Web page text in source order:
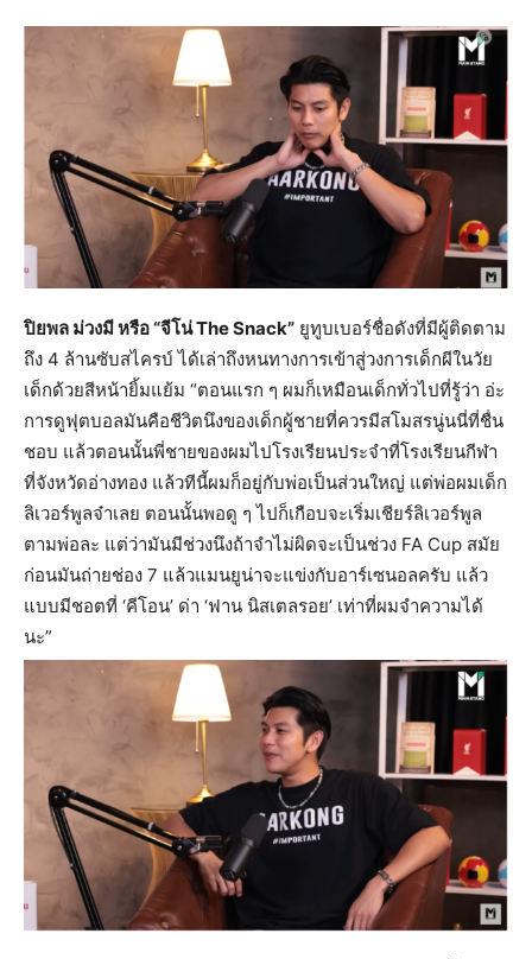
ปิยพล ม่วงมี หรือ “จีโน่ The Snack” ยูทูบเบอร์ชื่อดังที่มีผู้ติดตาม
ถึง 4 ล้านซับสไครบ์ ได้เล่าถึงหนทางการเข้าสู่วงการเด็กผีในวัย
เด็กด้วยสีหน้ายิ้มแย้ม “ตอนแรก ๆ ผมก็เหมือนเด็กทั่วไปที่รู้ว่า อ่ะ
การดูฟุตบอลมันคือชีวิตนึงของเด็กผู้ชายที่ควรมีสโมสรนู่นนี่ที่ชื่น
ชอบ แล้วตอนนั้นพี่ชายของผมไปโรงเรียนประจำที่โรงเรียนกีฬา
ที่จังหวัดอ่างทอง แล้วทีนี้ผมก็อยู่กับพ่อเป็นส่วนใหญ่ แต่พ่อผมเด็ก
ลิเวอร์พูลจ๋าเลย ตอนนั้นพอดู ๆ ไปก็เกือบจะเริ่มเชียร์ลิเวอร์พูล
ตามพ่อละ แต่ว่ามันมีช่วงนึงถ้าจำไม่ผิดจะเป็นช่วง FA Cup สมัย
ก่อนมันถ่ายช่อง 7 แล้วแมนยูน่าจะแข่งกับอาร์เซนอลครับ แล้ว
แบบมีชอตที่ ‘คีโอน’ ด่า ‘ฟาน นิสเตลรอย’ เท่าที่ผมจำความได้
นะ”